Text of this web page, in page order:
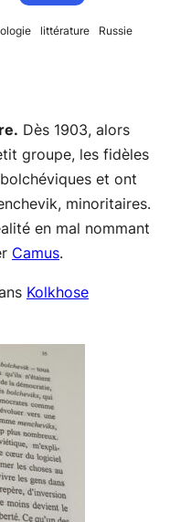
littérature Russie
. Dès 1903, alors
groupe, les fidèles
et ont
minoritaires.
en mal nommant
Camus.
Kolkhose